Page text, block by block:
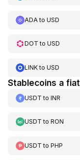
ADA to USD
DOT to USD
LINKto USD
Stablecoins a fiat
USDT to INR
USDT to RON
USDT to PHP